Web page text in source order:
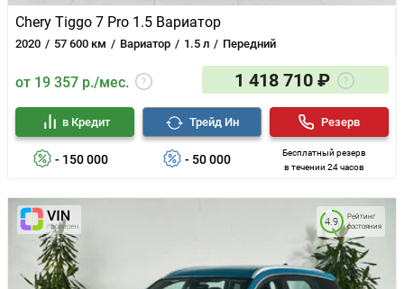
Chery Tiggo 7 Pro 1.5 Вариатор
2020 57 600 км Вариатор 1.5 л Передний
от 19 357 р./мес. 1 418 710 ₽
- 150 000
в Кредит
- 50 000
Трейд Ин
Бесплатный резерв
в течении 24 часов
Резерв
Рейтинг
состояния
4.9